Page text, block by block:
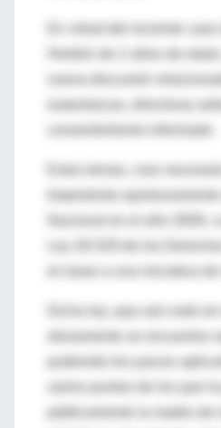
tratamiento
Nacional en el año 2009,
Dicha ley, que aún está sin
obviamente se encuentra
pudiendo los jueces
públicamente la madre de